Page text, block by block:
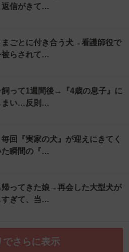
返信がきて…
まごとに付き合う犬→看護師役で
被らされて…
って1週間後→『4歳の息子』に
まい…反則…
回『実家の犬』が迎えにきてく
瞬間の『…
帰ってきた娘→再会した大型犬が
すぎて、当…
でさらに表示